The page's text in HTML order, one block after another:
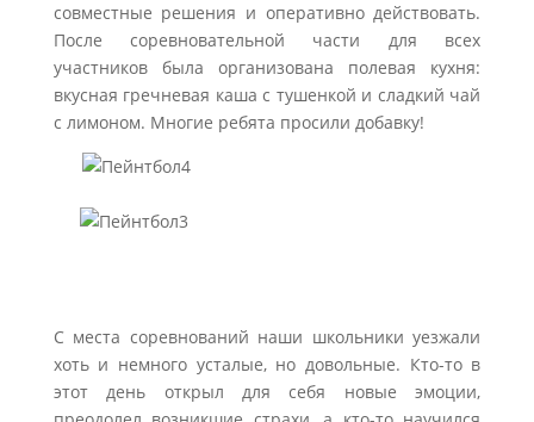
совместные решения и оперативно действовать.
После соревновательной части для всех
участников была организована полевая кухня:
вкусная гречневая каша с тушенкой и сладкий чай
с лимоном. Многие ребята просили добавку!
С места соревнований наши школьники уезжали
хоть и немного усталые, но довольные. Кто-то в
этот день открыл для себя новые эмоции,